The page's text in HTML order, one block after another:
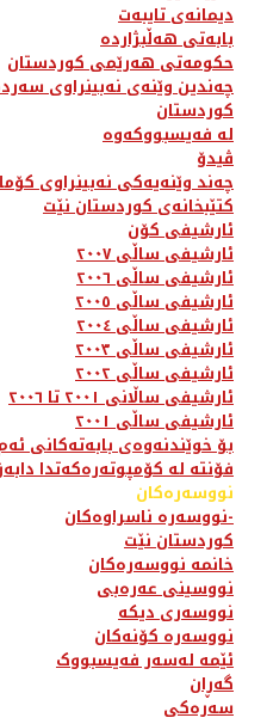
دیمانەی تایبەت
بابەتی هەڵبژاردە
حکومەتی هەرێمی کوردستان
چەندین وێنەی نەبینراوی
کوردستان
لە فەیسبووکەوە
ڤیدۆ
چەند وێنەیەکی نەبینراوی
کتێبخانەی کوردستان نێت
ئارشیفی کۆن
ئارشیفی ساڵی ٢٠٠٧
ئارشیفی ساڵی ٢٠٠٦
ئارشیفی ساڵی ٢٠٠٥
ئارشیفی ساڵی ٢٠٠٤
ئارشیفی ساڵی ٢٠٠٣
ئارشیفی ساڵی ٢٠٠٢
ئارشیفی ساڵانی ٢٠٠١ تا ٢٠٠٦
ئارشیفی ساڵی ٢٠٠١
بۆ خوێندنەوەی بابەتەکانی
فۆنتە لە کۆمپوتەرەکەتدا
نووسەرەکان
نووسەرە ناسراوەکان-
کوردستان نێت
خانمە نووسەرەکان
نووسینی عەرەبی
نووسەری دیکە
نووسەرە کۆنەکان
ئێمە لەسەر فەیسبووک
گەڕان
سەرەکی